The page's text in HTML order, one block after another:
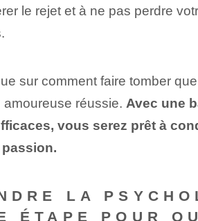
le rejet et à ne pas perdre
sur comment faire tomber
réussie. Avec une
vous serez prêt à
LA
ÉTAPE POUR